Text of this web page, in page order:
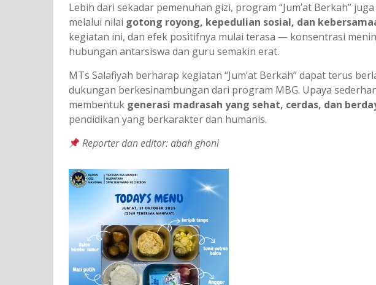
Lebih dari sekadar pemenuhan gizi, program “Jum’at Berkah”
melalui nilai gotong royong, kepedulian sosial, dan
kegiatan ini, dan efek positifnya mulai terasa — konsentrasi
hubungan antarsiswa dan guru semakin erat.
MTs Salafiyah berharap kegiatan “Jum’at Berkah” dapat terus
dukungan berkesinambungan dari program MBG. Upaya
membentuk generasi madrasah yang sehat, cerdas, dan
pendidikan yang berkarakter dan humanis.
Reporter dan editor: abah ghoni